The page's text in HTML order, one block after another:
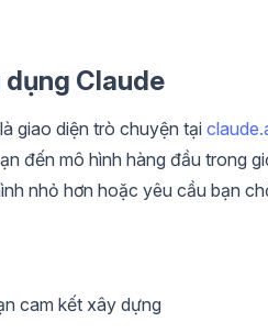
dụng Claude
giao diện trò chuyện tại
đến mô hình hàng đầu trong
nhỏ hơn hoặc yêu cầu bạn
cam kết xây dựng